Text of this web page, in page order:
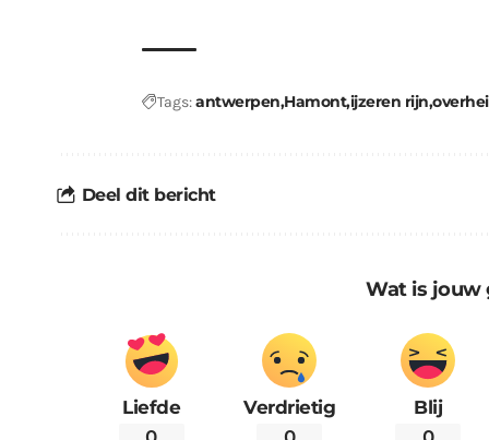
Tags:antwerpen Hamontijzeren rijn
Deel dit bericht
Wat is jouw
Liefde Verdrietig Blij